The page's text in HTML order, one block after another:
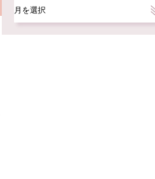
ア
ー